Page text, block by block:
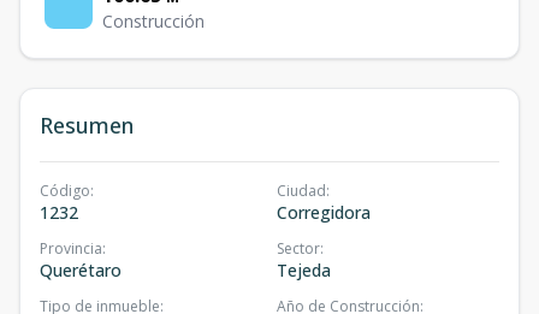
Construcción
Resumen
Código:
1232
Ciudad:
Corregidora
Provincia:
Querétaro
Sector:
Tejeda
Tipo de inmueble: Año de Construcción: